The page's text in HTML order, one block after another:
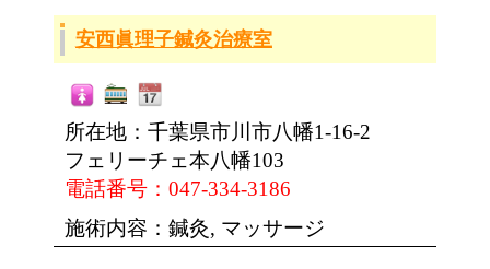
安西眞理子鍼灸治療室
所在地：千葉県市川市八幡1-16-2
フェリーチェ本八幡103
電話番号：047-334-3186
施術内容：鍼灸, マッサージ